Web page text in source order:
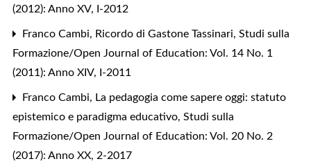
(2012): Anno XV, I-2012
Franco Cambi, Ricordo di Gastone Tassinari, Studi sulla
Formazione/Open Journal of Education: Vol. 14 No. 1
(2011): Anno XIV, I-2011
Franco Cambi, La pedagogia come sapere oggi: statuto
epistemico e paradigma educativo, Studi sulla
Formazione/Open Journal of Education: Vol. 20 No. 2
(2017): Anno XX, 2-2017